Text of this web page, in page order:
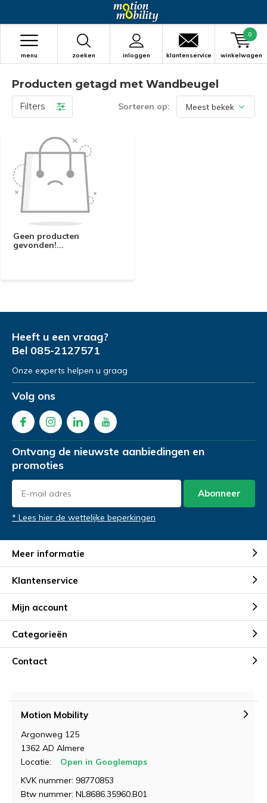
zoeken inloggen
menu klantenservice winkelwagen
0
Producten getagd met Wandbeugel
Filters Sorteren op:
Geen producten
gevonden!...
Heeft u een vraag?
Bel 085-2127571
Onze experts helpen u graag
Volg ons
Ontvang de nieuwste aanbiedingen en
promoties
Abonneer
* Lees hier de wettelijke beperkingen
Meer informatie
Klantenservice
Mijn account
Categorieën
Contact
Motion Mobility
Argonweg 125
1362 AD Almere
Locatie:
Open in Googlemaps
KVK nummer: 98770853
Btw nummer: NL8686.35960.B01